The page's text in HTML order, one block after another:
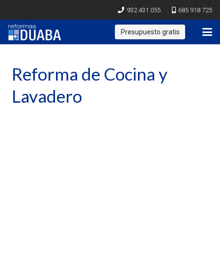
932 431 055 685 918 725
Presupuesto gratis
Reforma de Cocina y
Lavadero